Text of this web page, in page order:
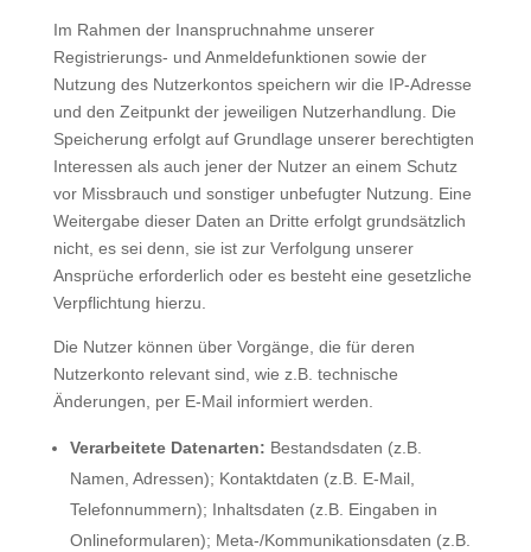
Im Rahmen der Inanspruchnahme unserer
Registrierungs- und Anmeldefunktionen sowie der
Nutzung des Nutzerkontos speichern wir die IP-Adresse
und den Zeitpunkt der jeweiligen Nutzerhandlung. Die
Speicherung erfolgt auf Grundlage unserer berechtigten
Interessen als auch jener der Nutzer an einem Schutz
vor Missbrauch und sonstiger unbefugter Nutzung. Eine
Weitergabe dieser Daten an Dritte erfolgt grundsätzlich
nicht, es sei denn, sie ist zur Verfolgung unserer
Ansprüche erforderlich oder es besteht eine gesetzliche
Verpflichtung hierzu.
Die Nutzer können über Vorgänge, die für deren
Nutzerkonto relevant sind, wie z.B. technische
Änderungen, per E-Mail informiert werden.
Verarbeitete Datenarten: Bestandsdaten (z.B.
Namen, Adressen); Kontaktdaten (z.B. E-Mail,
Telefonnummern); Inhaltsdaten (z.B. Eingaben in
Onlineformularen); Meta-/Kommunikationsdaten (z.B.